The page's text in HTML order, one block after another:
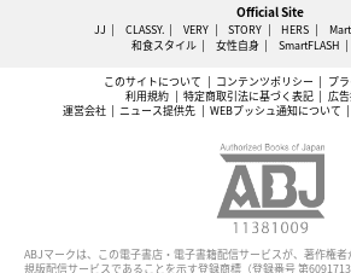
Official Site
JJ CLASSY. VERY STORY HERS Mart
和食スタイル
女性自身 SmartFLASH
このサイトについて コンテンツポリシー
プ
利用規約
特定商取引法に基づく表記
広
運営会社
ニュース提供先 WEBプッシュ通知について
ABJマークは、この電子書店・電子書籍配信サービスが、著作権
規版配信サービスであることを示す登録商標（登録番号 第6091713